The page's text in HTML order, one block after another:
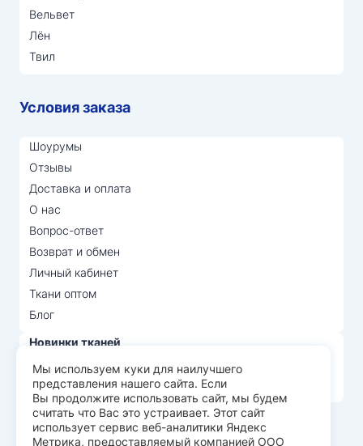
Вельвет
Лён
Твил
Условия заказа
Шоурумы
Отзывы
Доставка и оплата
О нас
Вопрос-ответ
Возврат и обмен
Личный кабинет
Ткани оптом
Блог
Новинки тканей
Распродажа тканей
Лидеры продаж
© Арт Текс — продажа тканей оптом, 2026
Мы используем куки для наилучшего
представления нашего сайта. Если
Вы продолжите использовать сайт, мы будем
считать что Вас это устраивает. Этот сайт
использует сервис веб-аналитики Яндекс
Метрика, предоставляемый компанией ООО